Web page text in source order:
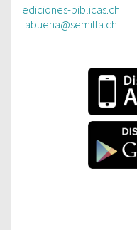
ediciones-biblicas.ch
labuena@semilla.ch